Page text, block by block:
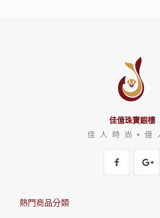
佳億珠寶銀樓
佳 人 時 尚 • 億
熱門商品分類